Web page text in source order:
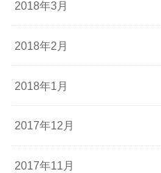
2018年3月
2018年2月
2018年1月
2017年12月
2017年11月